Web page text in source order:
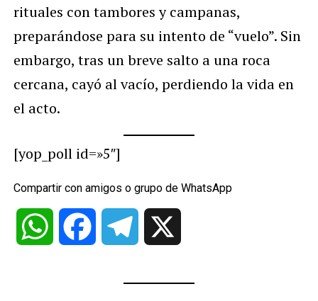
rituales con tambores y campanas,
preparándose para su intento de “vuelo”. Sin
embargo, tras un breve salto a una roca
cercana, cayó al vacío, perdiendo la vida en
el acto.
[yop_poll id=»5″]
Compartir con amigos o grupo de WhatsApp
WhatsApp Facebook Telegram